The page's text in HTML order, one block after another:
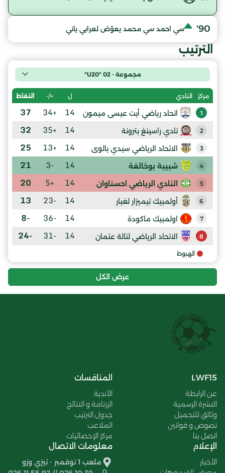
90' سي احمد سي محمد يعوّض لعرابي ياني
الترتيب
مجموعة - 02 "U20"
مركز النادي ل +/- النقاط
1 اتحاد رياضي أيت عيسى ميمون 14
+34
37
2 نادي راسينغ بترونة 14
+35
32
3 الاتحاد الرياضي سيدي بالوى 14
+13
25
4 شبيبة بوخالفة 14
-3
21
5 النادي الرياضي احسناوان 14
+5
20
6 أولمبيك تيميزار لغبار 14
-23
13
7 اولمبيك ماكودة 14
-36
-8
8 الاتحاد الرياضي لتالة عتمان 14
-31
-24
الهبوط
عرض الكل
LWF15
عن الرابطة
النشرة الرسمية
وثائق للتحميل
نصوص و قوانين
اتصل بنا
المنافسات
الأندية
الرزنامة و النتائج
جدول الترتيب
الملاعب
مركز الإحصائيات
الإعلام
الأخبار
معلومات الاتصال
ملعب 1 نوفمبر - تيزي وزو